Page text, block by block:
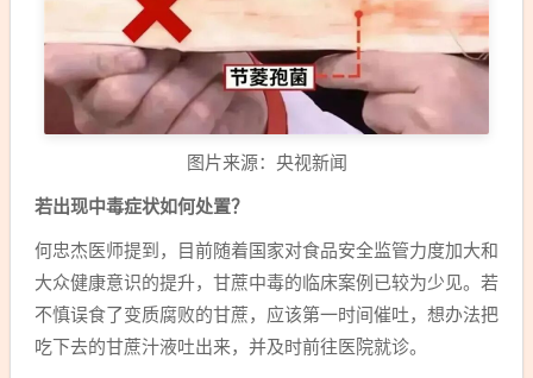
图片来源：央视新闻
若出现中毒症状如何处置？
何忠杰医师提到，目前随着国家对食品安全监管力度加大和
大众健康意识的提升，甘蔗中毒的临床案例已较为少见。若
不慎误食了变质腐败的甘蔗，应该第一时间催吐，想办法把
吃下去的甘蔗汁液吐出来，并及时前往医院就诊。